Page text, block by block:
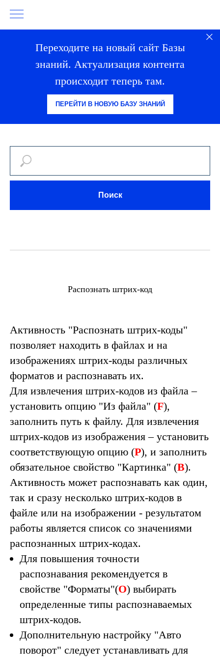
Переходите на новый сайт Базы
знаний. Актуализация контента
происходит теперь там.
ПЕРЕЙТИ В НОВУЮ БАЗУ ЗНАНИЙ
Поиск
Распознать штрих-код
Активность "Распознать штрих-коды"
позволяет находить в файлах и на
изображениях штрих-коды различных
форматов и распознавать их.
Для извлечения штрих-кодов из файла –
установить опцию "Из файла" (F),
заполнить путь к файлу. Для извлечения
штрих-кодов из изображения – установить
соответствующую опцию (P), и заполнить
обязательное свойство "Картинка" (B).
Активность может распознавать как один,
так и сразу несколько штрих-кодов в
файле или на изображении - результатом
работы является список со значениями
распознанных штрих-кодах.
Для повышения точности
распознавания рекомендуется в
свойстве "Форматы"(O) выбирать
определенные типы распознаваемых
штрих-кодов.
Дополнительную настройку "Авто
поворот" следует устанавливать для